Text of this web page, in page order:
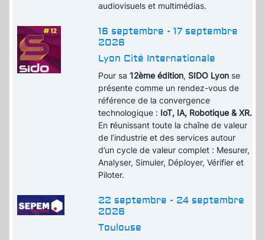
audiovisuels et multimédias.
16 septembre - 17 septembre
2026
Lyon Cité Internationale
Pour sa12ème édition, SIDO Lyon se
présente comme un rendez-vous de
référence de la convergence
technologique : IoT, IA, Robotique & XR.
En réunissant toute la chaîne de valeur
de l’industrie et des services autour
d’un cycle de valeur complet : Mesurer,
Analyser, Simuler, Déployer, Vérifier et
Piloter.
22 septembre - 24 septembre
2026
Toulouse